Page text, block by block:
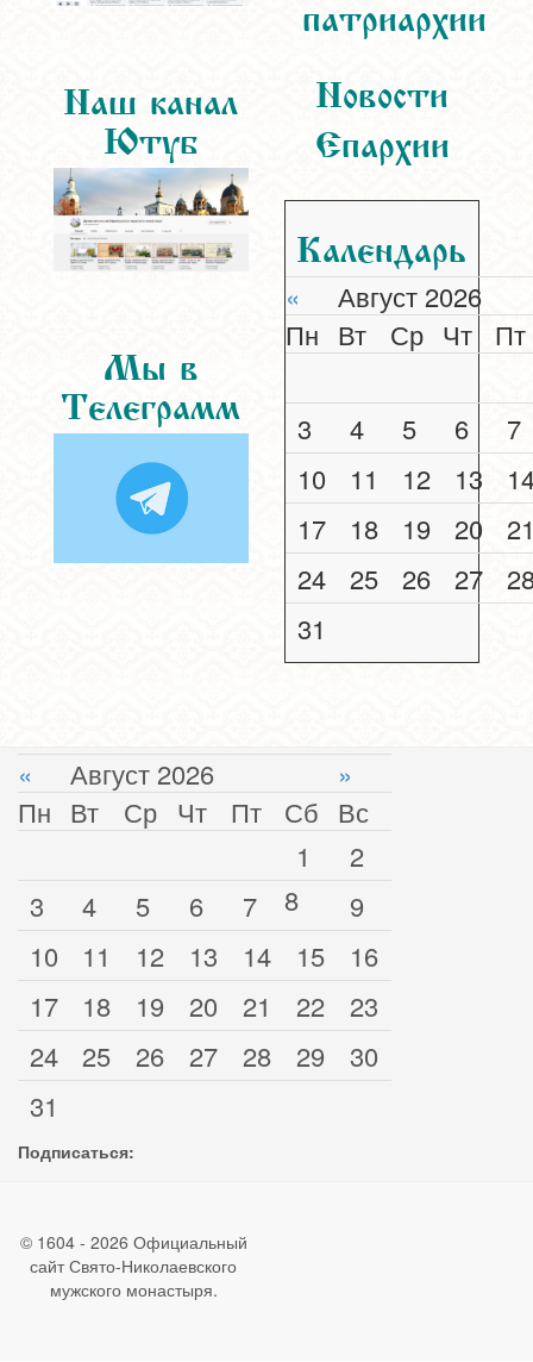
Наш канал
Ютуб
Мы в
Телеграмм
патриархии
Новости
Епархии
Календарь
«
Август 2026
Пн Вт Ср Чт Пт
3 4 5 6
7
10
11 12 13
17
18 19 20
24
25 26 27
31
« Август 2026
»
Пн Вт Ср Чт Пт Сб Вс
1
2
3
4 5 6 7 8
9
10
11 12 13 14 15
16
17
18 19 20 21 22
23
24
25 26 27 28 29
30
31
Подписаться:
© 1604 - 2026 Официальный
сайт Свято-Николаевского
мужского монастыря.